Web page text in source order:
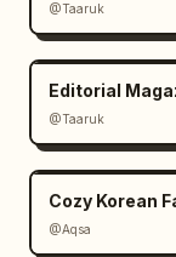
@Taaruk
Editorial
@Taaruk
Cozy Korean
@Aqsa